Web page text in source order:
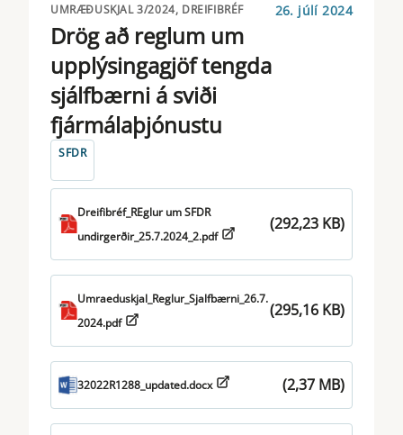
UMRÆÐUSKJAL 3/2024, DREIFIBRÉF 26. júlí 2024
Drög að reglum um
upplýsingagjöf tengda
sjálfbærni á sviði
fjármálaþjónustu
SFDR
Dreifibréf_REglur um SFDR
undirgerðir_25.7.2024_2.pdf
(292,23 KB)
Umraeduskjal_Reglur_Sjalfbærni_26.7.
2024.pdf
(295,16 KB)
32022R1288_updated.docx (2,37 MB)